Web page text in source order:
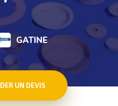
GATINE
UN DEVIS